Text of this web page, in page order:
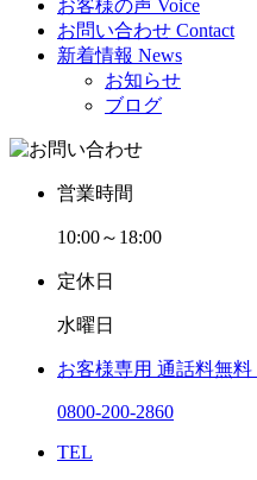
お客様の声 Voice
お問い合わせ Contact
新着情報 News
お知らせ
ブログ
営業時間
10:00～18:00
定休日
水曜日
お客様専用 通話料無料
0800-200-2860
TEL